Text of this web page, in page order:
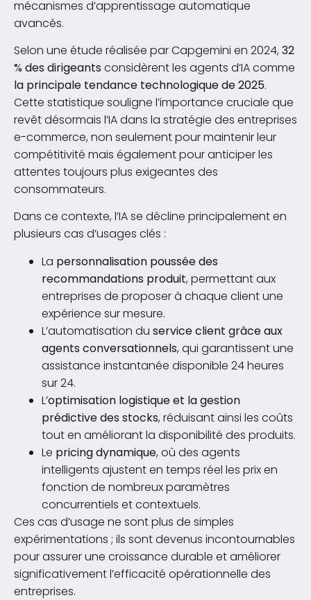
mécanismes d’apprentissage automatique
avancés.
Selon une étude réalisée par Capgemini en 2024, 32
% des dirigeants considèrent les agents d’IA comme
la principale tendance technologique de 2025.
Cette statistique souligne l’importance cruciale que
revêt désormais l’IA dans la stratégie des entreprises
e-commerce, non seulement pour maintenir leur
compétitivité mais également pour anticiper les
attentes toujours plus exigeantes des
consommateurs.
Dans ce contexte, l’IA se décline principalement en
plusieurs cas d’usages clés :
La personnalisation poussée des
recommandations produit, permettant aux
entreprises de proposer à chaque client une
expérience sur mesure.
L’automatisation du service client grâce aux
agents conversationnels, qui garantissent une
assistance instantanée disponible 24 heures
sur 24.
L’optimisation logistique et la gestion
prédictive des stocks, réduisant ainsi les coûts
tout en améliorant la disponibilité des produits.
Le pricing dynamique, où des agents
intelligents ajustent en temps réel les prix en
fonction de nombreux paramètres
concurrentiels et contextuels.
Ces cas d’usage ne sont plus de simples
expérimentations ; ils sont devenus incontournables
pour assurer une croissance durable et améliorer
significativement l’efficacité opérationnelle des
entreprises.